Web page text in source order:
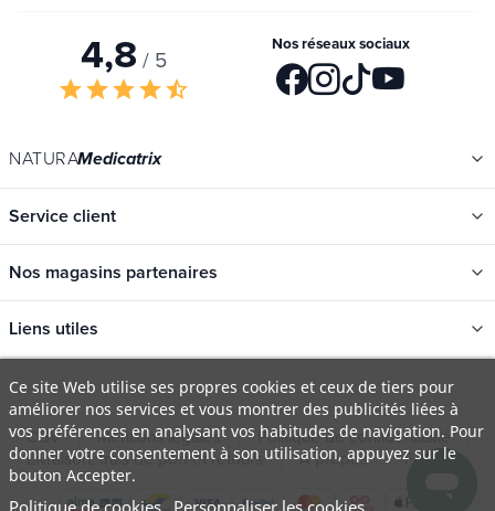
4,8 / 5
starstarstarstarstar_half
Nos réseaux sociaux
NATURAMedicatrix
Service client
Nos magasins partenaires
Liens utiles
Catégories
Nouveautés
Promotions
Catalogues
CGV Mentions légales
Politique de confidentialité
Livraison, frais de port et retours
À propos FAQ
Ce site Web utilise ses propres cookies et ceux de tiers pour
améliorer nos services et vous montrer des publicités liées à
vos préférences en analysant vos habitudes de navigation. Pour
donner votre consentement à son utilisation, appuyez sur le
bouton Accepter.
Politique de cookies Personnaliser les cookies